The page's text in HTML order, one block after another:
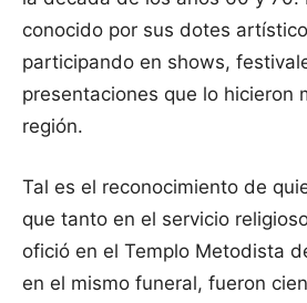
conocido por sus dotes
participando en shows,
presentaciones que lo hicieron
región.
Tal es el reconocimiento de
que tanto en el servicio
ofició en el Templo Metodista
en el mismo funeral, fueron